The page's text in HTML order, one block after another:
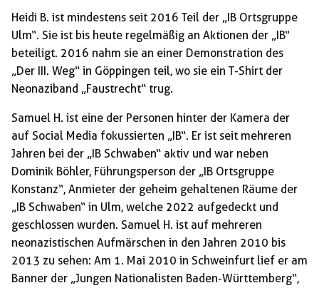
Heidi B. ist mindestens seit 2016 Teil der „IB Ortsgruppe
Ulm“. Sie ist bis heute regelmäßig an Aktionen der „IB“
beteiligt. 2016 nahm sie an einer Demonstration des
„Der III. Weg“ in Göppingen teil, wo sie ein T-Shirt der
Neonaziband „Faustrecht“ trug.
Samuel H. ist eine der Personen hinter der Kamera der
auf Social Media fokussierten „IB“. Er ist seit mehreren
Jahren bei der „IB Schwaben“ aktiv und war neben
Dominik Böhler, Führungsperson der „IB Ortsgruppe
Konstanz“, Anmieter der geheim gehaltenen Räume der
„IB Schwaben“ in Ulm, welche 2022 aufgedeckt und
geschlossen wurden. Samuel H. ist auf mehreren
neonazistischen Aufmärschen in den Jahren 2010 bis
2013 zu sehen: Am 1. Mai 2010 in Schweinfurt lief er am
Banner der „Jungen Nationalisten Baden-Württemberg“,